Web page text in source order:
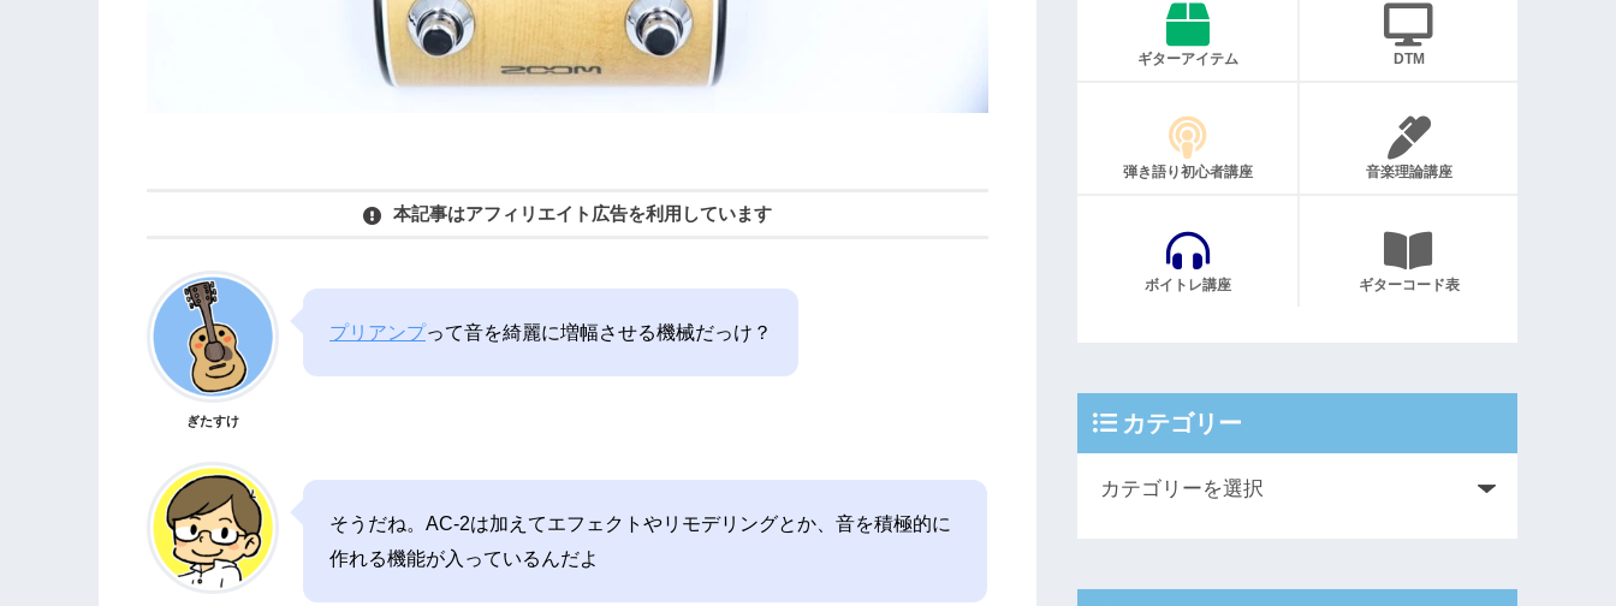
本記事はアフィリエイト広告を利用しています
ぎたすけ
プリアンプって音を綺麗に増幅させる機械だっけ？
そうだね。AC-2は加えてエフェクトやリモデリングとか、音を積極的に
作れる機能が入っているんだよ
ギターアイテム DTM
弾き語り初心者講座 音楽理論講座
ボイトレ講座 ギターコード表
カテゴリー